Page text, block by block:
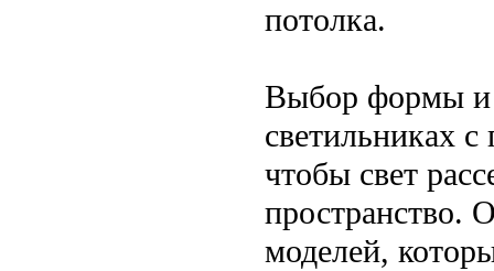
потолка.
Выбор формы и
светильниках
чтобы свет
пространство.
моделей,